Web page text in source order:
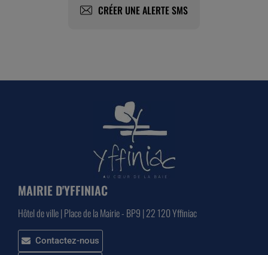
CRÉER UNE ALERTE SMS
MAIRIE D'YFFINIAC
Hôtel de ville | Place de la Mairie - BP9 | 22 120 Yffiniac
Contactez-nous